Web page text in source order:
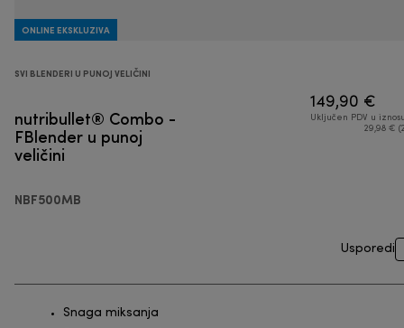
ONLINE EKSKLUZIVA
SVI BLENDERI U PUNOJ VELIČINI
nutribullet® Combo -
FBlender u punoj
veličini
NBF500MB
149,90 €
Uključen PDV u
29,98 €
Usporedi
Snaga miksanja